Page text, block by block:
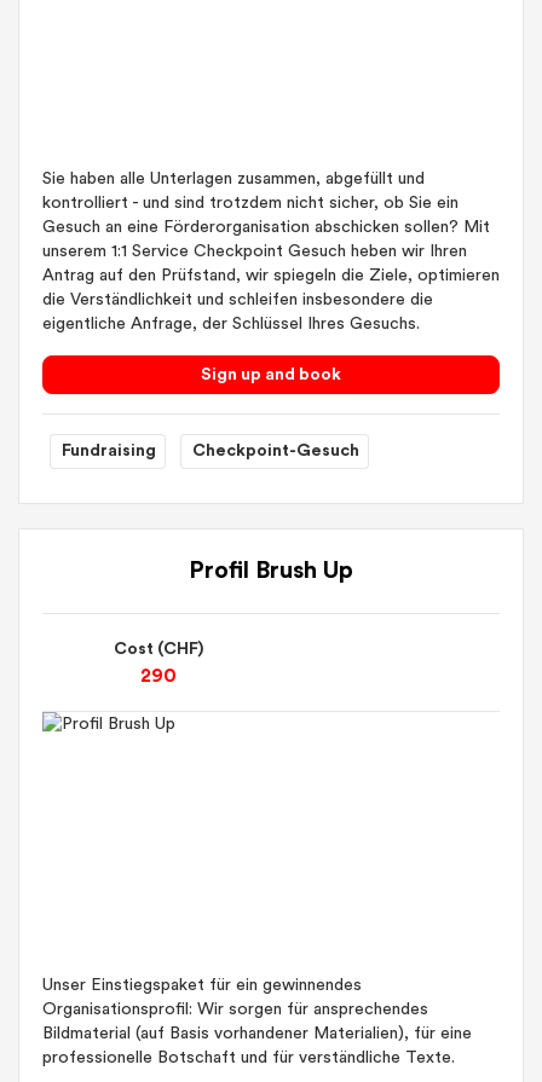
Sie haben alle Unterlagen zusammen, abgefüllt und
kontrolliert - und sind trotzdem nicht sicher, ob Sie ein
Gesuch an eine Förderorganisation abschicken sollen? Mit
unserem 1:1 Service Checkpoint Gesuch heben wir Ihren
Antrag auf den Prüfstand, wir spiegeln die Ziele, optimieren
die Verständlichkeit und schleifen insbesondere die
eigentliche Anfrage, der Schlüssel Ihres Gesuchs.
Sign up and book
Fundraising Checkpoint-Gesuch
Profil Brush Up
Cost (CHF)
290
Unser Einstiegspaket für ein gewinnendes
Organisationsprofil: Wir sorgen für ansprechendes
Bildmaterial (auf Basis vorhandener Materialien), für eine
professionelle Botschaft und für verständliche Texte.